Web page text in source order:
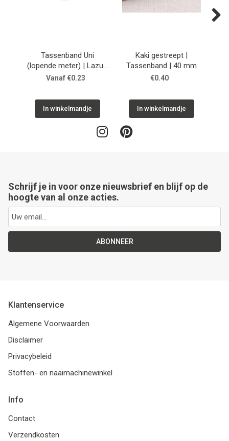
Tassenband Uni
(lopende meter) | Lazulli
Blue
Vanaf €0.23
In winkelmandje
Kaki gestreept |
Tassenband | 40 mm
€0.40
In winkelmandje
Schrijf je in voor onze nieuwsbrief en blijf op de
hoogte van al onze acties.
ABONNEER
Klantenservice
Algemene Voorwaarden
Disclaimer
Privacybeleid
Stoffen- en naaimachinewinkel
Info
Contact
Verzendkosten